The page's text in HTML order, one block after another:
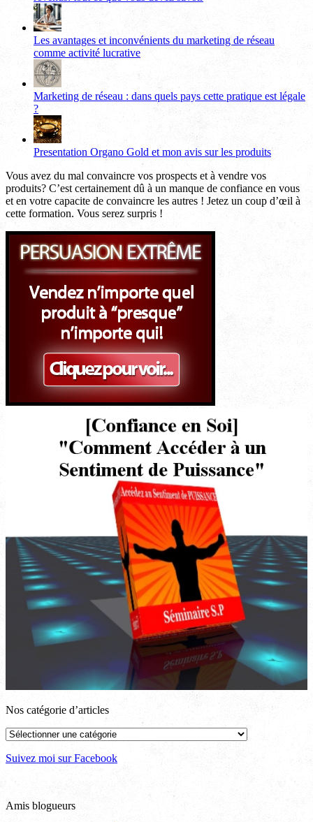
Les avantages et inconvénients du marketing de réseau
comme activité lucrative
Marketing de réseau : dans quels pays cette pratique est légale
?
Presentation Organo Gold et mon avis sur les produits
Vous avez du mal convaincre vos prospects et à vendre vos
produits? C’est certainement dû à un manque de confiance en vous
et en votre capacite de convaincre les autres ! Jetez un coup d’œil à
cette formation. Vous serez surpris !
Nos catégorie d’articles
Nos
d’articles
Suivez moi sur Facebook
Amis blogueurs